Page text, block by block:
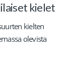
kielet
kielten
olevista